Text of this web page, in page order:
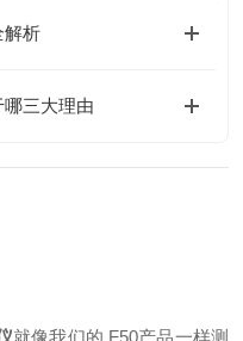
解析
三大理由
就像我们的 F50产品一样测